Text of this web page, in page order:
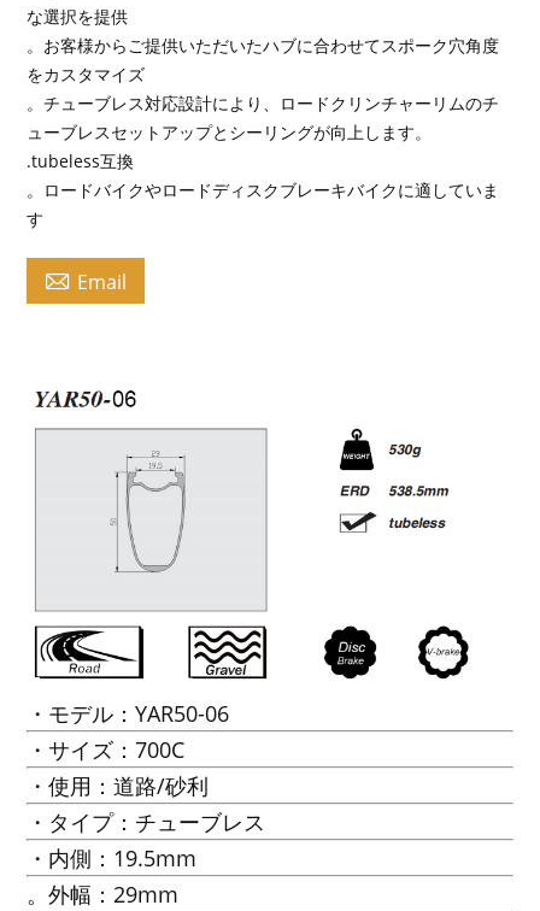
な選択を提供
。お客様からご提供いただいたハブに合わせてスポーク穴角度
をカスタマイズ
。チューブレス対応設計により、ロードクリンチャーリムのチ
ューブレスセットアップとシーリングが向上します。
.tubeless互換
。ロードバイクやロードディスクブレーキバイクに適していま
す
 Email
・モデル：YAR50-06
・サイズ：700C
・使用：道路/砂利
・タイプ：チューブレス
・内側：19.5mm
。外幅：29mm